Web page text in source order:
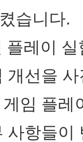
습니다.
플레이
개선을
임 플
사항들